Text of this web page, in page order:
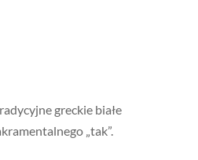
greckie białe
„tak”.